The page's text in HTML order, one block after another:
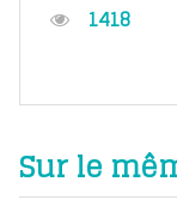
1418
Sur le